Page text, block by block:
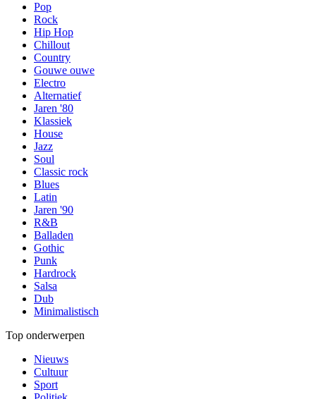
Pop
Rock
Hip Hop
Chillout
Country
Gouwe ouwe
Electro
Alternatief
Jaren '80
Klassiek
House
Jazz
Soul
Classic rock
Blues
Latin
Jaren '90
R&B
Balladen
Gothic
Punk
Hardrock
Salsa
Dub
Minimalistisch
Top onderwerpen
Nieuws
Cultuur
Sport